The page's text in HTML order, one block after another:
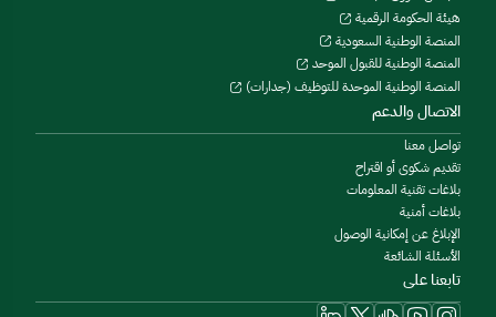
هيئة الحكومة الرقمية
المنصة الوطنية السعودية
المنصة الوطنية للقبول الموحد
المنصة الوطنية الموحدة للتوظيف (جدارات)
الاتصال والدعم
تواصل معنا
تقديم شكوى أو اقتراح
بلاغات تقنية المعلومات
بلاغات أمنية
الإبلاغ عن إمكانية الوصول
الأسئلة الشائعة
تابعنا على